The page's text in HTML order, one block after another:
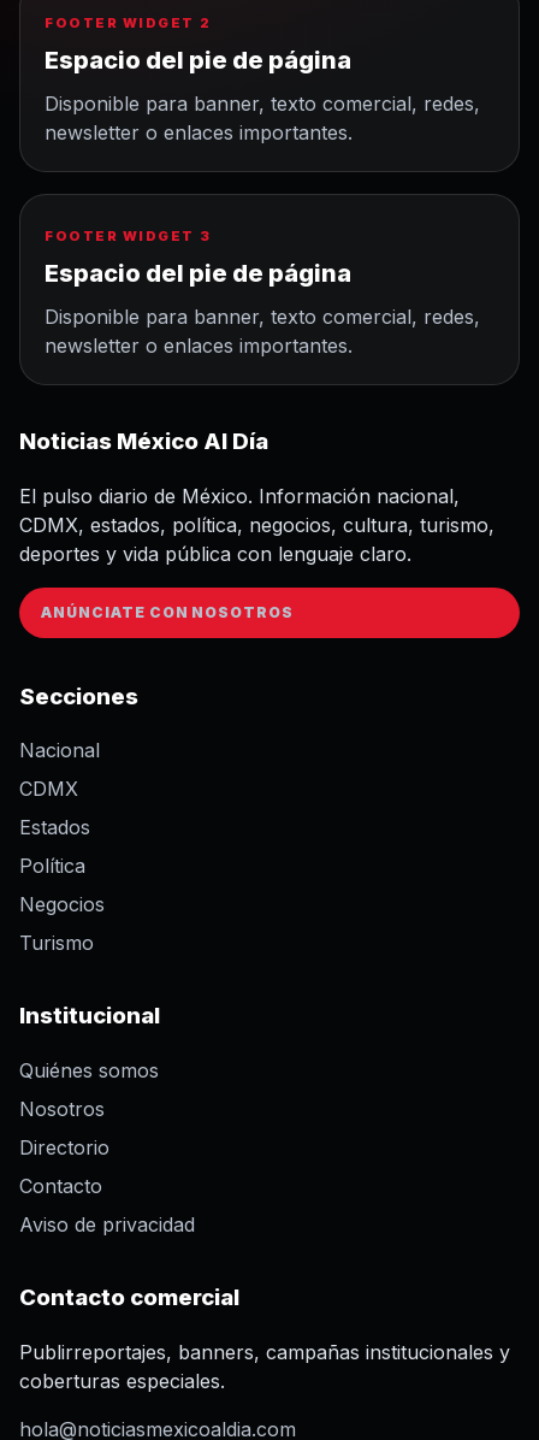
FOOTER WIDGET 2
Espacio del pie de página
Disponible para banner, texto comercial, redes,
newsletter o enlaces importantes.
FOOTER WIDGET 3
Espacio del pie de página
Disponible para banner, texto comercial, redes,
newsletter o enlaces importantes.
Noticias México Al Día
El pulso diario de México. Información nacional,
CDMX, estados, política, negocios, cultura, turismo,
deportes y vida pública con lenguaje claro.
ANÚNCIATE CON NOSOTROS
Secciones
Nacional
CDMX
Estados
Política
Negocios
Turismo
Institucional
Quiénes somos
Nosotros
Directorio
Contacto
Aviso de privacidad
Contacto comercial
Publirreportajes, banners, campañas institucionales y
coberturas especiales.
hola@noticiasmexicoaldia.com